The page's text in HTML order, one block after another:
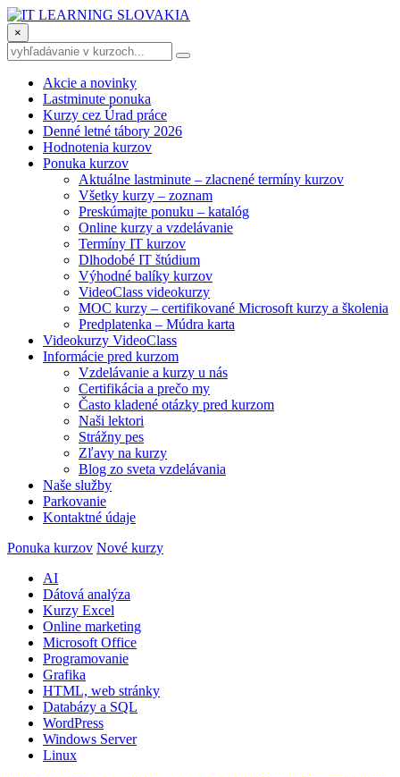
×
Akcie a novinky
Lastminute ponuka
Kurzy cez Úrad práce
Denné letné tábory 2026
Hodnotenia kurzov
Ponuka kurzov
Aktuálne lastminute – zlacnené termíny kurzov
Všetky kurzy – zoznam
Preskúmajte ponuku – katalóg
Online kurzy a vzdelávanie
Termíny IT kurzov
Dlhodobé IT štúdium
Výhodné balíky kurzov
VideoClass videokurzy
MOC kurzy – certifikované Microsoft kurzy a školenia
Predplatenka – Múdra karta
Videokurzy VideoClass
Informácie pred kurzom
Vzdelávanie a kurzy u nás
Certifikácia a prečo my
Často kladené otázky pred kurzom
Naši lektori
Strážny pes
Zľavy na kurzy
Blog zo sveta vzdelávania
Naše služby
Parkovanie
Kontaktné údaje
Ponuka kurzov Nové kurzy
AI
Dátová analýza
Kurzy Excel
Online marketing
Microsoft Office
Programovanie
Grafika
HTML, web stránky
Databázy a SQL
WordPress
Windows Server
Linux